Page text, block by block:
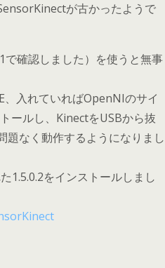
が古かったようで
で確認しました）を使うと無事
入れていればOpenNIのサイ
ールし、KinectをUSBから抜
題なく動作するようになりまし
1.5.0.2をインストールしまし